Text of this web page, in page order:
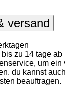
versand
zu 14 tage ab
um ein
du kannst
beauftragen.